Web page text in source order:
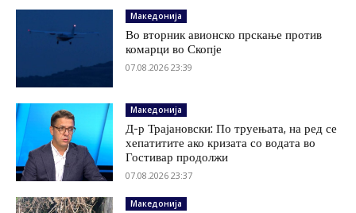
Македонија
Во вторник авионско прскање против
комарци во Скопје
07.08.2026 23:39
Македонија
Д-р Трајановски: По труењата, на ред се
хепатитите ако кризата со водата во
Гостивар продолжи
07.08.2026 23:37
Македонија